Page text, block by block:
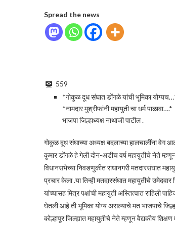
Spread the news
559
*गोकुळ दूध संघात डोंगळे यांची भूमिका
*नामदार मुश्रीफांनी महायुती चा धर्म पाळावा….*
भाजपा जिल्हाध्यक्ष नाथाजी पाटील .
गोकुळ दूध संघाच्या अध्यक्ष बदलाच्या हालचालींना
कुमार डोंगळे हे गेली दोन-अडीच वर्ष महायुतीचे नेते
विधानसभेच्या निवडणुकीत राधानगरी मतदारसंघात
प्रचार केला .या तिन्ही मतदारसंघात महायुतीचे
यांच्यासह मित्र पक्षांची महायुती अस्तित्वात
घेतली आहे ती भूमिका योग्य असल्याचे मत भाजपाचे
कोल्हापूर जिल्ह्यात महायुतीचे नेते म्हणून वैद्यकीय